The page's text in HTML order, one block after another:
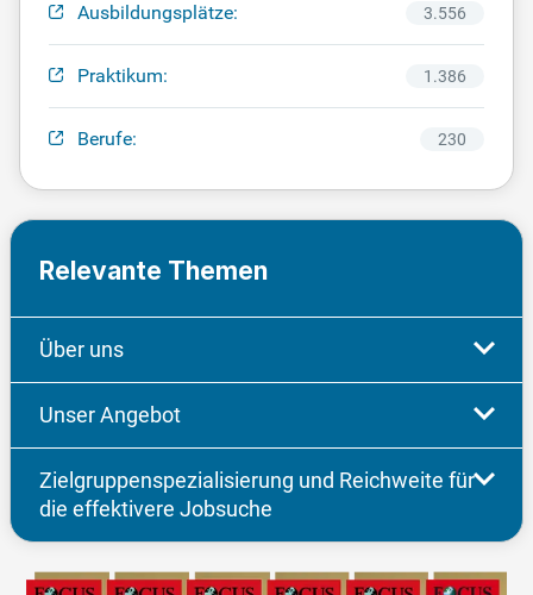
Ausbildungsplätze: 3.556
Praktikum: 1.386
Berufe: 230
Relevante Themen
Über uns
Unser Angebot
Zielgruppenspezialisierung und Reichweite für
die effektivere Jobsuche